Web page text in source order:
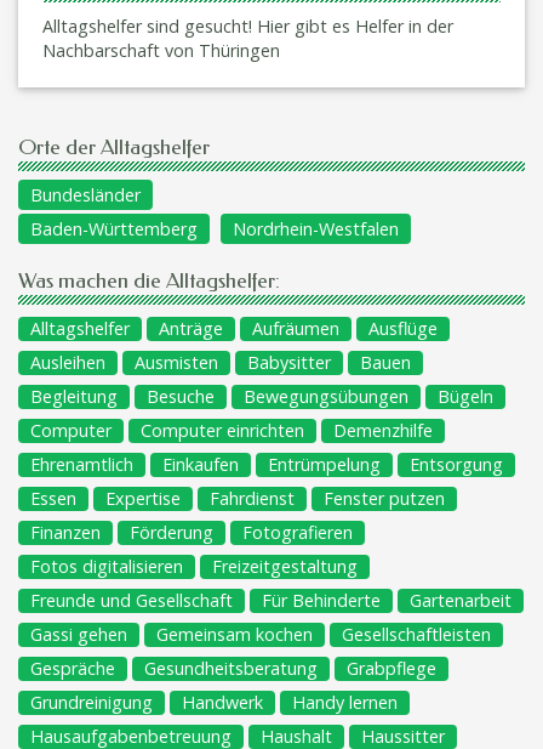
Alltagshelfer sind gesucht! Hier gibt es Helfer in der
Nachbarschaft von Thüringen
Orte der Alltagshelfer
Bundesländer
Baden-Württemberg
Nordrhein-Westfalen
Was machen die Alltagshelfer:
Alltagshelfer Anträge Aufräumen
Ausflüge
Ausleihen
Ausmisten Babysitter
Bauen
Begleitung
Besuche Bewegungsübungen
Bügeln
Computer
Computer einrichten
Demenzhilfe
Ehrenamtlich
Einkaufen Entrümpelung
Entsorgung
Essen
Expertise Fahrdienst
Fenster putzen
Finanzen
Förderung
Fotografieren
Fotos digitalisieren
Freizeitgestaltung
Freunde und Gesellschaft
Für Behinderte
Gartenarbeit
Gassi gehen
Gemeinsam kochen
Gesellschaftleisten
Gespräche
Gesundheitsberatung
Grabpflege
Grundreinigung
Handwerk
Handy lernen
Hausaufgabenbetreuung
Haushalt
Haussitter